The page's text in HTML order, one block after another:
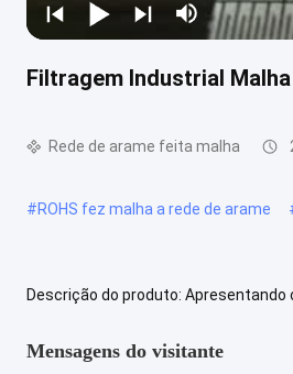
Filtragem Industrial
Rede de arame feita malha
#ROHS fez malha a rede de arame
Descrição do produto:
Mensagens do visitante